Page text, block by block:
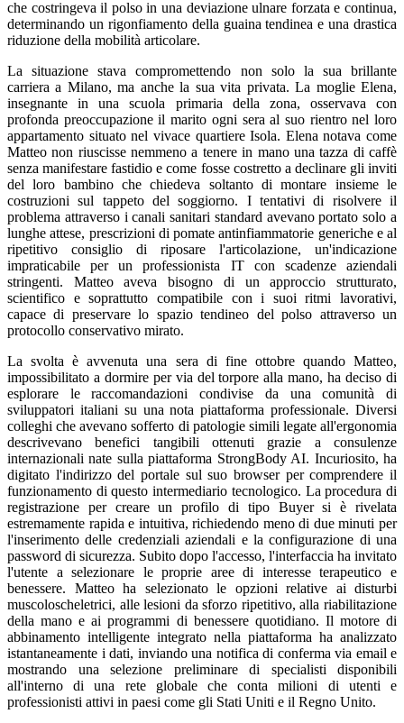
che costringeva il polso in una deviazione ulnare forzata e continua,
determinando un rigonfiamento della guaina tendinea e una drastica
riduzione della mobilità articolare.
La situazione stava compromettendo non solo la sua brillante
carriera a Milano, ma anche la sua vita privata. La moglie Elena,
insegnante in una scuola primaria della zona, osservava con
profonda preoccupazione il marito ogni sera al suo rientro nel loro
appartamento situato nel vivace quartiere Isola. Elena notava come
Matteo non riuscisse nemmeno a tenere in mano una tazza di caffè
senza manifestare fastidio e come fosse costretto a declinare gli inviti
del loro bambino che chiedeva soltanto di montare insieme le
costruzioni sul tappeto del soggiorno. I tentativi di risolvere il
problema attraverso i canali sanitari standard avevano portato solo a
lunghe attese, prescrizioni di pomate antinfiammatorie generiche e al
ripetitivo consiglio di riposare l'articolazione, un'indicazione
impraticabile per un professionista IT con scadenze aziendali
stringenti. Matteo aveva bisogno di un approccio strutturato,
scientifico e soprattutto compatibile con i suoi ritmi lavorativi,
capace di preservare lo spazio tendineo del polso attraverso un
protocollo conservativo mirato.
La svolta è avvenuta una sera di fine ottobre quando Matteo,
impossibilitato a dormire per via del torpore alla mano, ha deciso di
esplorare le raccomandazioni condivise da una comunità di
sviluppatori italiani su una nota piattaforma professionale. Diversi
colleghi che avevano sofferto di patologie simili legate all'ergonomia
descrivevano benefici tangibili ottenuti grazie a consulenze
internazionali nate sulla piattaforma StrongBody AI. Incuriosito, ha
digitato l'indirizzo del portale sul suo browser per comprendere il
funzionamento di questo intermediario tecnologico. La procedura di
registrazione per creare un profilo di tipo Buyer si è rivelata
estremamente rapida e intuitiva, richiedendo meno di due minuti per
l'inserimento delle credenziali aziendali e la configurazione di una
password di sicurezza. Subito dopo l'accesso, l'interfaccia ha invitato
l'utente a selezionare le proprie aree di interesse terapeutico e
benessere. Matteo ha selezionato le opzioni relative ai disturbi
muscoloscheletrici, alle lesioni da sforzo ripetitivo, alla riabilitazione
della mano e ai programmi di benessere quotidiano. Il motore di
abbinamento intelligente integrato nella piattaforma ha analizzato
istantaneamente i dati, inviando una notifica di conferma via email e
mostrando una selezione preliminare di specialisti disponibili
all'interno di una rete globale che conta milioni di utenti e
professionisti attivi in paesi come gli Stati Uniti e il Regno Unito.